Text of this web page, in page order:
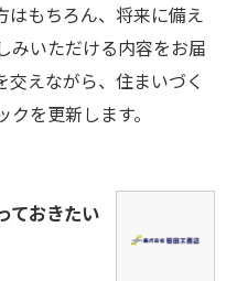
はもちろん、将来に備え
みいただける内容をお届
交えながら、住まいづく
を更新します。
ておきたい